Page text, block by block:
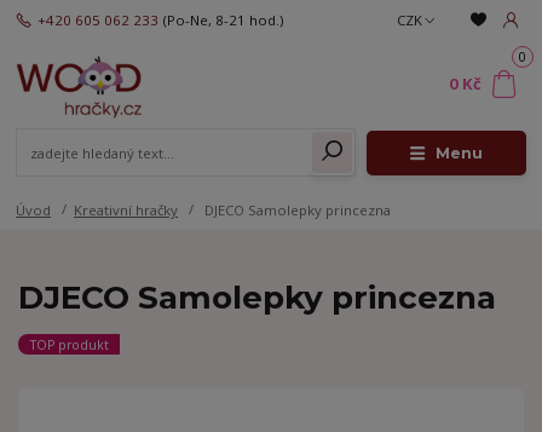
Menu
CZK
+420 605 062 233 (Po-Ne, 8-21 hod.)
0
0 Kč
Úvod Kreativní hračky DJECO Samolepky princezna
DJECO Samolepky princezna
TOP produkt